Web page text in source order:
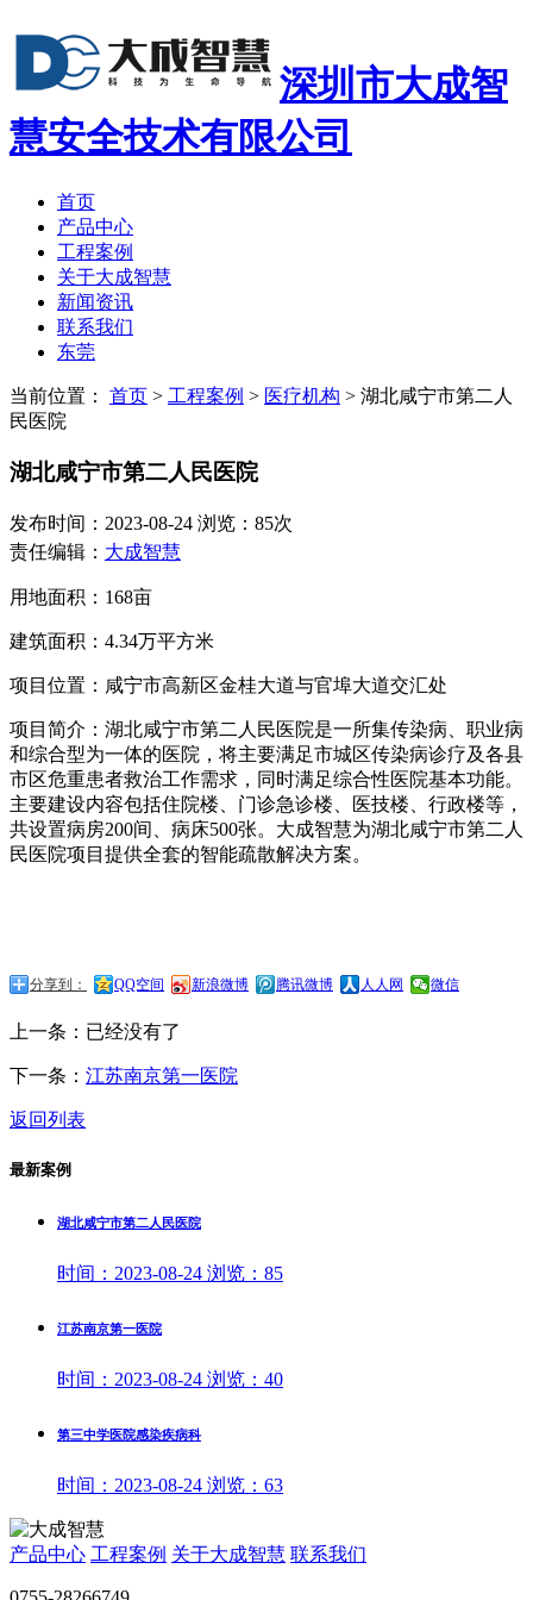
深圳市大成智
慧安全技术有限公司
首页
产品中心
工程案例
关于大成智慧
新闻资讯
联系我们
东莞
当前位置： 首页 > 工程案例 > 医疗机构 > 湖北咸宁市第二人
民医院
湖北咸宁市第二人民医院
发布时间：2023-08-24 浏览：85次
责任编辑： 大成智慧
用地面积：168亩
建筑面积：4.34万平方米
项目位置：咸宁市高新区金桂大道与官埠大道交汇处
项目简介：湖北咸宁市第二人民医院是一所集传染病、职业病
和综合型为一体的医院，将主要满足市城区传染病诊疗及各县
市区危重患者救治工作需求，同时满足综合性医院基本功能。
主要建设内容包括住院楼、门诊急诊楼、医技楼、行政楼等，
共设置病房200间、病床500张。大成智慧为湖北咸宁市第二人
民医院项目提供全套的智能疏散解决方案。
分享到： QQ空间 新浪微博 腾讯微博 人人网 微信
上一条：已经没有了
下一条： 江苏南京第一医院
返回列表
最新案例
湖北咸宁市第二人民医院
时间： 2023-08-24 浏览： 85
江苏南京第一医院
时间： 2023-08-24 浏览： 40
第三中学医院感染疾病科
时间： 2023-08-24 浏览： 63
产品中心 工程案例 关于大成智慧 联系我们